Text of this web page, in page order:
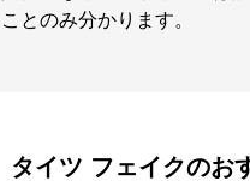
ことのみ分かります。
タイツ フェイクのお